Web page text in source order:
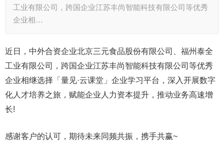
工业有限公司，跨国企业江苏丰尚智能科技有限公司等优秀
企业相…
近日，中外合资企业北京三元食品股份有限公司、福州泰全
工业有限公司，跨国企业江苏丰尚智能科技有限公司等优秀
企业相继选择「量见·云课堂」企业学习平台，深入开展数字
化人才培养之旅，赋能企业人力资本提升，推动业务高速增
长!
感谢客户的认可，期待未来同频共振，携手共赢~